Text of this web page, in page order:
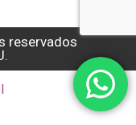
reservados